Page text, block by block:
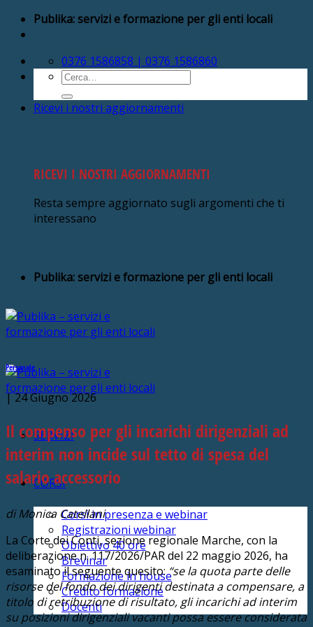
Salta Publika: servizi e formazione per gli enti locali
0376 1586858 | 0376 1586860
Cerca:
Ricevi i nostri aggiornamenti
RICEVI I NOSTRI AGGIORNAMENTI
Resta sempre aggiornato sugli argomenti che ti
interessano
Publika: servizi e formazione per gli enti locali
SERVIZI
CORSI
Corsi in presenza e webinar
Registrazioni webinar
Obiettivo 40 ore
Brevinar
Formazione in house
Credito formazione
Docenti
Personale
|24 Giugno 2026
Il compenso per gli incarichi dirigenziali ad
interim non incide sul tetto di spesa del
salario accessorio
di Monica Catellani
La Corte dei Conti, sezione regionale Marche, con la
deliberazione n. 117/2026/PAR del 22 maggio 2026, ha
esaminato il seguente quesito:“se la quota parte delle
risorse del fondo dei dirigenti destinata a compensare, a
titolo di retribuzione di risultato, gli incarichi ad interim
su posizioni dirigenziali vacanti possa essere considerata